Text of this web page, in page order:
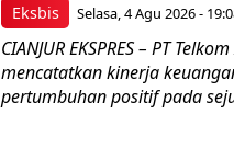
Eksbis Selasa, 4 Agu 2026 -
CIANJUR EKSPRES – PT
mencatatkan kinerja
pertumbuhan positif pada